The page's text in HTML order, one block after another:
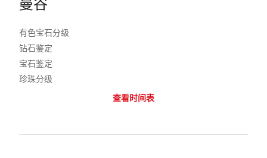
曼谷
有色宝石分级
钻石鉴定
宝石鉴定
珍珠分级
查看时间表